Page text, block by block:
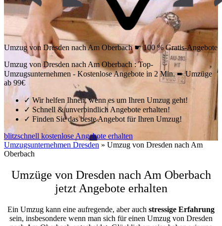
Umzug von Dresden nach Am Oberbach ☛ 100 % Gratis-Angebote
Umzug von Dresden nach Am Oberbach : Top-
Umzugsunternehmen - Kostenlose Angebote in 2 Min. ➨ Umzüge
ab 99€
✓ Wir helfen Ihnen, wenn es um Ihren Umzug geht!
✓ Schnell & unverbindlich Angebote erhalten!
✓ Finden Sie das beste Angebot für Ihren Umzug!
blitzschnell kostenlose Angebote erhalten
Umzugsunternehmen Dresden » Umzug von Dresden nach Am
Oberbach
Umzüge von Dresden nach Am Oberbach
jetzt Angebote erhalten
Ein Umzug kann eine aufregende, aber auch stressige Erfahrung
sein, insbesondere wenn man sich für einen Umzug von Dresden